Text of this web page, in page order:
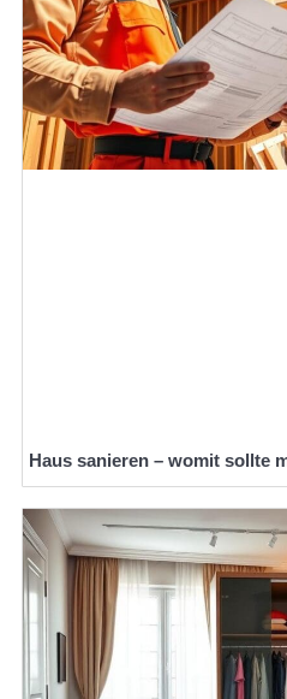
Haus sanieren – womit sollte